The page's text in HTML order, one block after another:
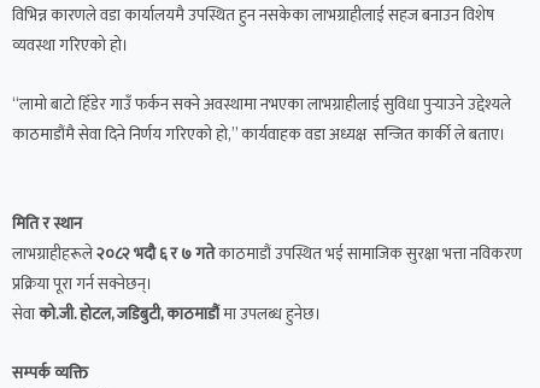
विभिन्न कारणले वडा कार्यालयमै उपस्थित हुन नसकेका लाभग्राहीलाई सहज बनाउन विशेष
व्यवस्था गरिएको हो।
“लामो बाटो हिँडेर गाउँ फर्कन सक्ने अवस्थामा नभएका लाभग्राहीलाई सुविधा पुर्‍याउने उद्देश्यले
काठमाडौंमै सेवा दिने निर्णय गरिएको हो,” कार्यवाहक वडा अध्यक्ष सन्जित कार्की ले बताए।
मिति र स्थान
लाभग्राहीहरूले२०८२ भदौ ६ र ७ गतेकाठमाडौं उपस्थित भई सामाजिक सुरक्षा भत्ता नविकरण
प्रक्रिया पूरा गर्न सक्नेछन्।
सेवाको.जी. होटल, जडिबुटी, काठमाडौंमा उपलब्ध हुनेछ।
सम्पर्क व्यक्ति